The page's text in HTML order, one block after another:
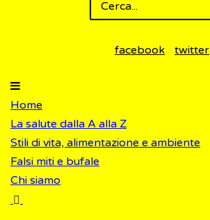
facebook twitter
Home
La salute dalla A alla Z
Stili di vita, alimentazione e ambiente
Falsi miti e bufale
Chi siamo